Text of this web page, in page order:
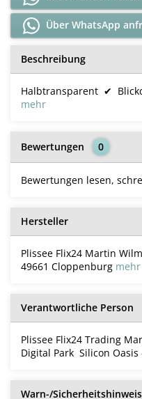
Über WhatsApp
Beschreibung
Halbtransparent ✔
mehr
Bewertungen 0
Bewertungen lesen,
Hersteller
Plissee Flix24 Martin
49661 Cloppenburg mehr
Verantwortliche Person
Plissee Flix24 Trading
Digital Park Silicon Oasis
Warn-/